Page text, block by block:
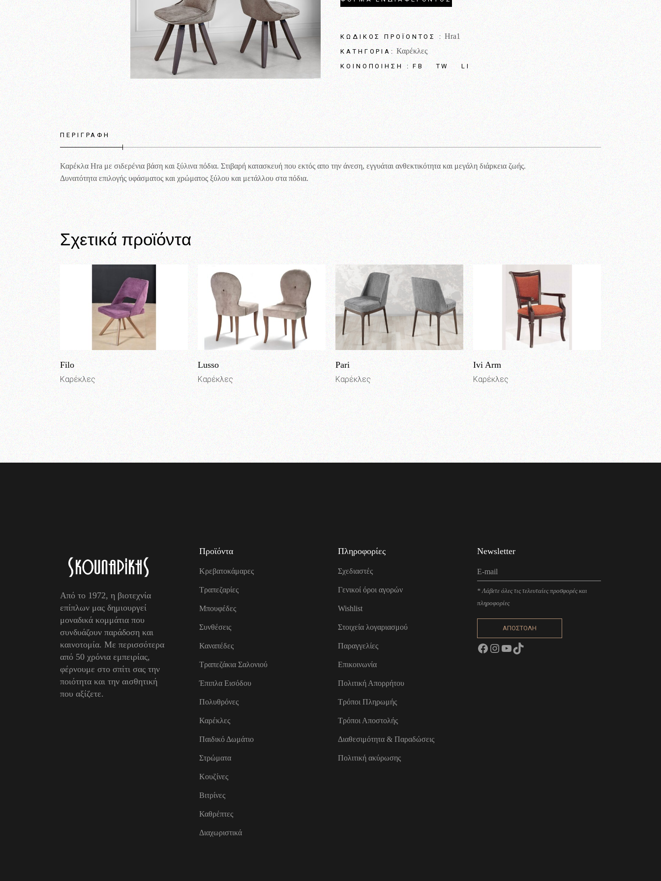
ΚΩΔΙΚΌΣ ΠΡΟΪΌΝΤΟΣ : Hra1
ΚΑΤΗΓΟΡΊΑ: Καρέκλες
ΚΟΙΝΟΠΟΊΗΣΗ : FB TW LI
ΠΕΡΙΓΡΑΦΉ
Καρέκλα Hra με σιδερένια βάση και ξύλινα πόδια. Στιβαρή κατασκευή που εκτός απο την άνεση, εγγυάται ανθεκτικότητα και μεγάλη διάρκεια ζωής.
Δυνατότητα επιλογής υφάσματος και χρώματος ξύλου και μετάλλου στα πόδια.
Σχετικά προϊόντα
Filo
Καρέκλες
Lusso
Καρέκλες
Pari
Καρέκλες
Ivi Arm
Καρέκλες
Από το 1972, η βιοτεχνία
επίπλων μας δημιουργεί
μοναδικά κομμάτια που
συνδυάζουν παράδοση και
καινοτομία. Με περισσότερα
από 50 χρόνια εμπειρίας,
φέρνουμε στο σπίτι σας την
ποιότητα και την αισθητική
που αξίζετε.
Προϊόντα
Κρεβατοκάμαρες
Τραπεζαρίες
Μπουφέδες
Συνθέσεις
Καναπέδες
Τραπεζάκια Σαλονιού
Έπιπλα Εισόδου
Πολυθρόνες
Καρέκλες
Παιδικό Δωμάτιο
Στρώματα
Κουζίνες
Βιτρίνες
Καθρέπτες
Διαχωριστικά
Πληροφορίες
Σχεδιαστές
Γενικοί όροι αγορών
Wishlist
Στοιχεία λογαριασμού
Παραγγελίες
Επικοινωνία
Πολιτική Απορρήτου
Τρόποι Πληρωμής
Τρόποι Αποστολής
Διαθεσιμότητα & Παραδώσεις
Πολιτική ακύρωσης
Newsletter
* Λάβετε όλες τις τελευταίες προσφορές και
πληροφορίες
ΑΠΟΣΤΟΛΗ
Facebook
Instagram
YouTube
TikTok